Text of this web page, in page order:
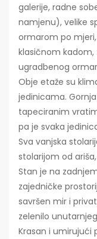
galerije, radne
namjenu), velike
ormarom po
klasičnom
ugradbenog
Obje etaže su
jedinicama.
tapeciranim
pa je svaka
Sva vanjska
stolarijom od
Stan je na
zajedničke
savršen mir i
zelenilo
Krasan i umirujući